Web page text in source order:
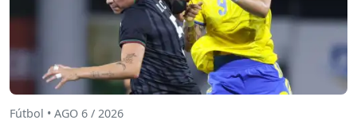
Fútbol • AGO 6 / 2026